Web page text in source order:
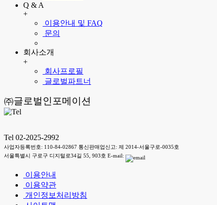
Q & A
+
이용안내 및 FAQ
문의
회사소개
+
회사프로필
글로벌파트너
㈜글로벌인포메이션
Tel 02-2025-2992
사업자등록번호: 110-84-02867 통신판매업신고: 제 2014-서울구로-0035호
서울특별시 구로구 디지털로34길 55, 903호 E-mail:
이용안내
이용약관
개인정보처리방침